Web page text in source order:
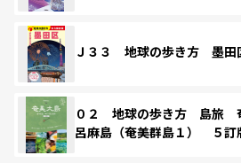
Ｊ３３ 地球の歩き方 墨田
０２ 地球の歩き方 島旅
呂麻島（奄美群島１） ５訂